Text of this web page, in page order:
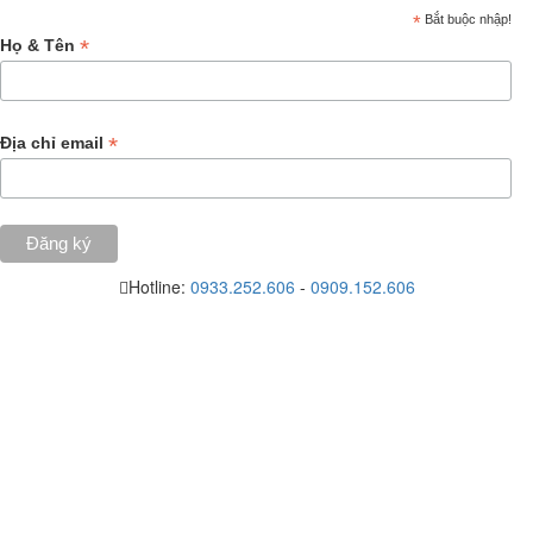
* Bắt buộc nhập!
Họ & Tên *
Địa chỉ email *
Hotline: 0933.252.606 - 0909.152.606